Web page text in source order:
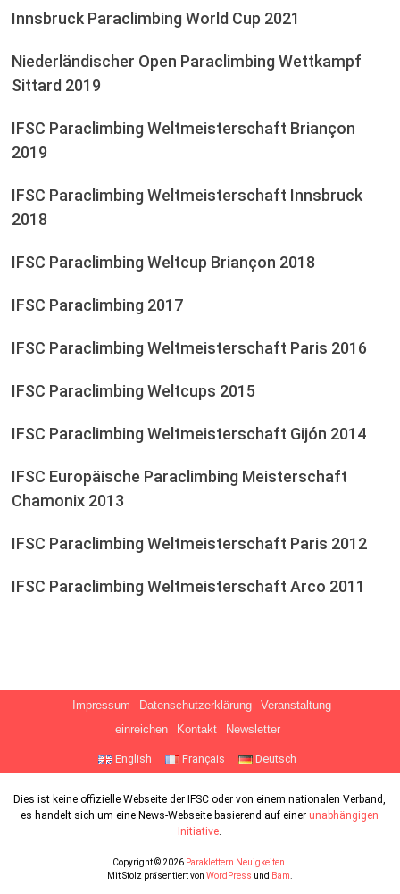
Innsbruck Paraclimbing World Cup 2021
Niederländischer Open Paraclimbing Wettkampf
Sittard 2019
IFSC Paraclimbing Weltmeisterschaft Briançon
2019
IFSC Paraclimbing Weltmeisterschaft Innsbruck
2018
IFSC Paraclimbing Weltcup Briançon 2018
IFSC Paraclimbing 2017
IFSC Paraclimbing Weltmeisterschaft Paris 2016
IFSC Paraclimbing Weltcups 2015
IFSC Paraclimbing Weltmeisterschaft Gijón 2014
IFSC Europäische Paraclimbing Meisterschaft
Chamonix 2013
IFSC Paraclimbing Weltmeisterschaft Paris 2012
IFSC Paraclimbing Weltmeisterschaft Arco 2011
Impressum Datenschutzerklärung
Veranstaltung
einreichen
Kontakt Newsletter
English Français Deutsch
Dies ist keine offizielle Webseite der IFSC oder von einem nationalen Verband,
es handelt sich um eine News-Webseite basierend auf einer unabhängigen
Initiative.
Copyright © 2026 Paraklettern Neuigkeiten
Mit Stolz präsentiert von WordPress und Bam